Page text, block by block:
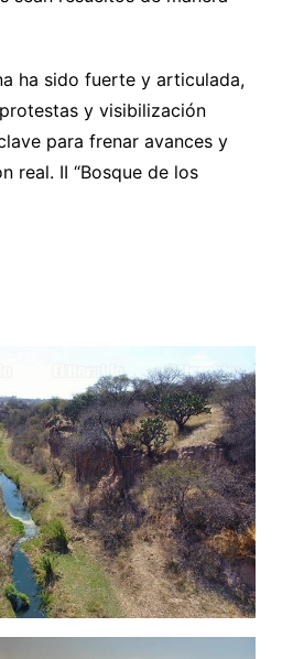
ha sido fuerte y articulada,
y visibilización
para frenar avances y
real. II “Bosque de los